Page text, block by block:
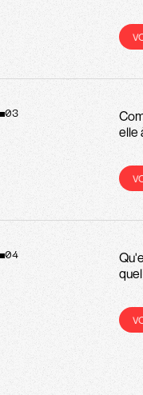
VOIR LA
03
elle
VOIR LA
04
VOIR LA